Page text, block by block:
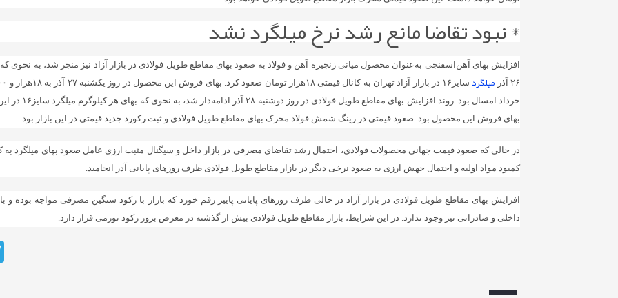
* نبود تقاضا مانع رشد نرخ میلگرد نشد
۲۶ آذر
میلگرد
بهای فروش این محصول بود. صعود قیمتی در رینگ شمش فولاد محرک بهای مقاطع طویل فولادی و ثبت رکورد جدید قیمتی در این بازار بود.
کمبود مواد اولیه و احتمال جهش ارزی به صعود نرخی دیگر در بازار مقاطع طویل فولادی ظرف روزهای پایانی آذر انجامید.
افزایش بهای مقاطع طویل فولادی در بازار آزاد در حالی ظرف روزهای پایانی پاییز رقم خورد که بازار با رکود سنگین مصرفی مواجه بوده
داخلی و صادراتی نیز وجود ندارد. در این شرایط، بازار مقاطع طویل فولادی بیش از گذشته در معرض بروز رکود تورمی قرار دارد.